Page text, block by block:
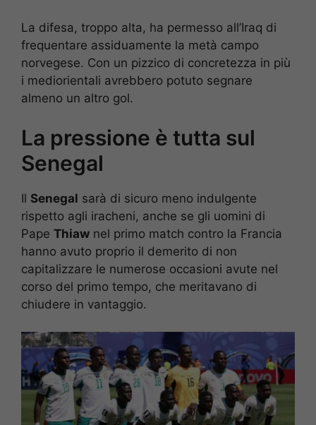
La difesa, troppo alta, ha permesso all’Iraq di
frequentare assiduamente la metà campo
norvegese. Con un pizzico di concretezza in più
i mediorientali avrebbero potuto segnare
almeno un altro gol.
La pressione è tutta sul
Senegal
Il Senegal sarà di sicuro meno indulgente
rispetto agli iracheni, anche se gli uomini di
Pape Thiaw nel primo match contro la Francia
hanno avuto proprio il demerito di non
capitalizzare le numerose occasioni avute nel
corso del primo tempo, che meritavano di
chiudere in vantaggio.